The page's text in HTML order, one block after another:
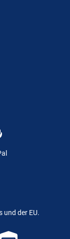
und der EU.